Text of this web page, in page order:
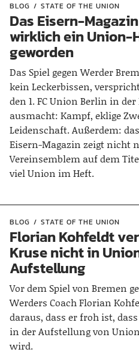
BLOG STATE OF THE UNION
Das Eisern-
wirklich ein Union-
geworden
Das Spiel gegen Werder
kein Leckerbissen,
den 1. FC Union Berlin in
ausmacht: Kampf, eklige
Leidenschaft. Außerdem:
Eisern-Magazin zeigt nicht
Vereinsemblem auf dem
viel Union im Heft.
BLOG STATE OF THE UNION
Florian Kohfeldt
Kruse nicht in
Aufstellung
Vor dem Spiel von Bremen
Werders Coach Florian
daraus, dass er froh ist,
in der Aufstellung von
wird.